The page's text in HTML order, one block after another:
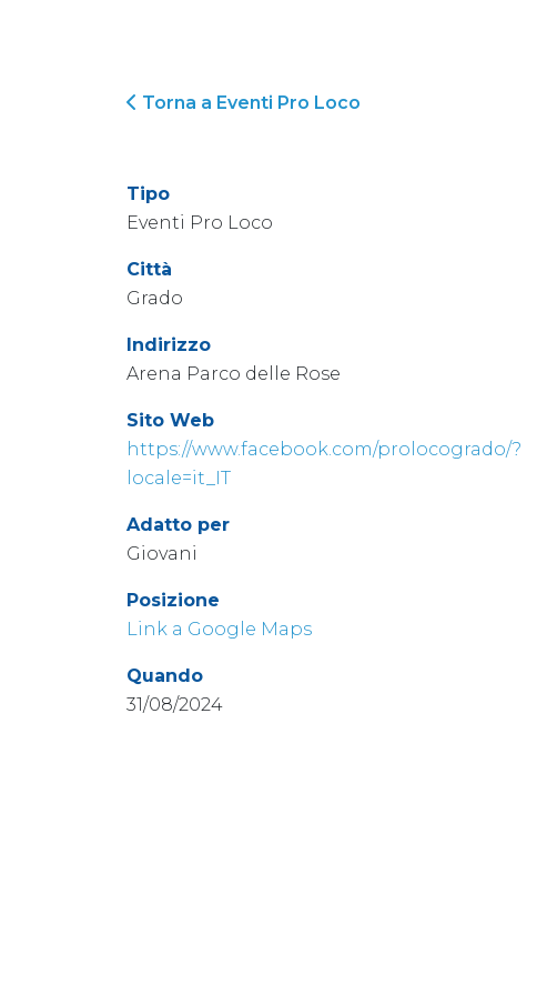
Torna a Eventi Pro Loco
Tipo
Eventi Pro Loco
Città
Grado
Indirizzo
Arena Parco delle Rose
Sito Web
https://www.facebook.com/prolocogrado/?
locale=it_IT
Adatto per
Giovani
Posizione
Link a Google Maps
Quando
31/08/2024